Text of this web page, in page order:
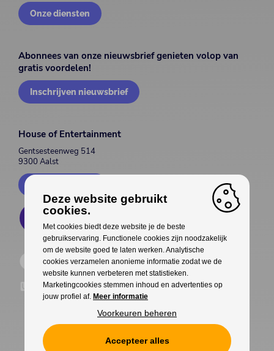
Onze diensten
Abonnees van onze nieuwsbrief genieten volop van
gratis voordelen!
Inschrijven nieuwsbrief
House of Entertainment
Gentsesteenweg 514
9300 Aalst
Deze website gebruikt
cookies.
Met cookies biedt deze website je de beste
gebruikservaring. Functionele cookies zijn noodzakelijk
om de website goed te laten werken. Analytische
cookies verzamelen anonieme informatie zodat we de
website kunnen verbeteren met statistieken.
Marketingcookies stemmen inhoud en advertenties op
jouw profiel af. Meer informatie
Voorkeuren beheren
Accepteer alles